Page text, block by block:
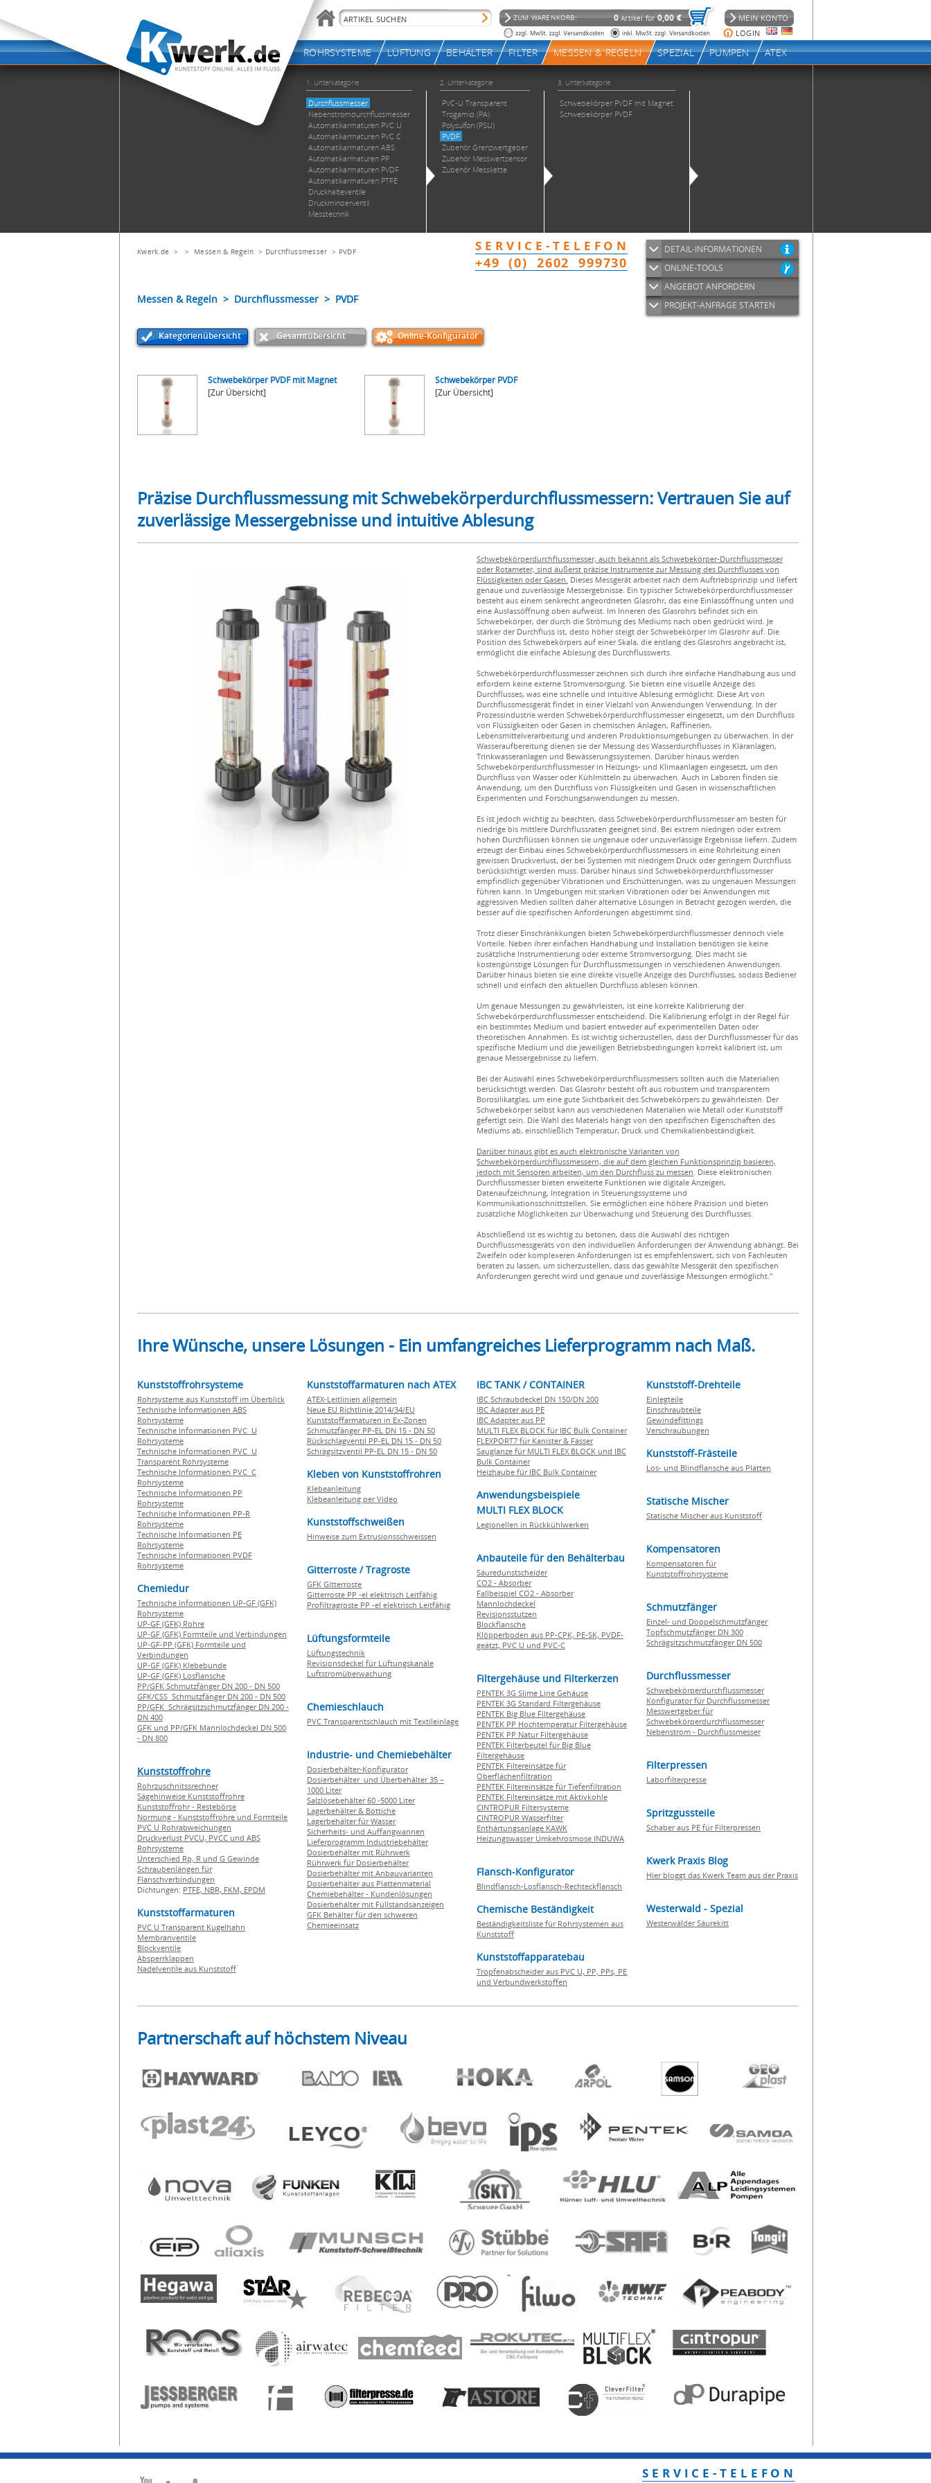
Kwerk.de > > Messen & Regeln > Durchflussmesser > PVDF
Messen & Regeln > Durchflussmesser > PVDF
Kategorienübersicht Gesamtübersicht Online-Konfigurator
Schwebekörper PVDF mit Magnet
[Zur Übersicht]
Schwebekörper PVDF
[Zur Übersicht]
Präzise Durchflussmessung mit Schwebekörperdurchflussmessern: Vertrauen Sie auf
zuverlässige Messergebnisse und intuitive Ablesung
Schwebekörperdurchflussmesser, auch bekannt als Schwebekörper-Durchflussmesser
oder Rotameter, sind äußerst präzise Instrumente zur Messung des Durchflusses von
Flüssigkeiten oder Gasen. Dieses Messgerät arbeitet nach dem Auftriebsprinzip und liefert
genaue und zuverlässige Messergebnisse. Ein typischer Schwebekörperdurchflussmesser
besteht aus einem senkrecht angeordneten Glasrohr, das eine Einlassöffnung unten und
eine Auslassöffnung oben aufweist. Im Inneren des Glasrohrs befindet sich ein
Schwebekörper, der durch die Strömung des Mediums nach oben gedrückt wird. Je
stärker der Durchfluss ist, desto höher steigt der Schwebekörper im Glasrohr auf. Die
Position des Schwebekörpers auf einer Skala, die entlang des Glasrohrs angebracht ist,
ermöglicht die einfache Ablesung des Durchflusswerts.
Schwebekörperdurchflussmesser zeichnen sich durch ihre einfache Handhabung aus und
erfordern keine externe Stromversorgung. Sie bieten eine visuelle Anzeige des
Durchflusses, was eine schnelle und intuitive Ablesung ermöglicht. Diese Art von
Durchflussmessgerät findet in einer Vielzahl von Anwendungen Verwendung. In der
Prozessindustrie werden Schwebekörperdurchflussmesser eingesetzt, um den Durchfluss
von Flüssigkeiten oder Gasen in chemischen Anlagen, Raffinerien,
Lebensmittelverarbeitung und anderen Produktionsumgebungen zu überwachen. In der
Wasseraufbereitung dienen sie der Messung des Wasserdurchflusses in Kläranlagen,
Trinkwasseranlagen und Bewässerungssystemen. Darüber hinaus werden
Schwebekörperdurchflussmesser in Heizungs- und Klimaanlagen eingesetzt, um den
Durchfluss von Wasser oder Kühlmitteln zu überwachen. Auch in Laboren finden sie
Anwendung, um den Durchfluss von Flüssigkeiten und Gasen in wissenschaftlichen
Experimenten und Forschungsanwendungen zu messen.
Es ist jedoch wichtig zu beachten, dass Schwebekörperdurchflussmesser am besten für
niedrige bis mittlere Durchflussraten geeignet sind. Bei extrem niedrigen oder extrem
hohen Durchflüssen können sie ungenaue oder unzuverlässige Ergebnisse liefern. Zudem
erzeugt der Einbau eines Schwebekörperdurchflussmessers in eine Rohrleitung einen
gewissen Druckverlust, der bei Systemen mit niedrigem Druck oder geringem Durchfluss
berücksichtigt werden muss. Darüber hinaus sind Schwebekörperdurchflussmesser
empfindlich gegenüber Vibrationen und Erschütterungen, was zu ungenauen Messungen
führen kann. In Umgebungen mit starken Vibrationen oder bei Anwendungen mit
aggressiven Medien sollten daher alternative Lösungen in Betracht gezogen werden, die
besser auf die spezifischen Anforderungen abgestimmt sind.
Trotz dieser Einschränkkungen bieten Schwebekörperdurchflussmesser dennoch viele
Vorteile. Neben ihrer einfachen Handhabung und Installation benötigen sie keine
zusätzliche Instrumentierung oder externe Stromversorgung. Dies macht sie
kostengünstige Lösungen für Durchflussmessungen in verschiedenen Anwendungen.
Darüber hinaus bieten sie eine direkte visuelle Anzeige des Durchflusses, sodass Bediener
schnell und einfach den aktuellen Durchfluss ablesen können.
Um genaue Messungen zu gewährleisten, ist eine korrekte Kalibrierung der
Schwebekörperdurchflussmesser entscheidend. Die Kalibrierung erfolgt in der Regel für
ein bestimmtes Medium und basiert entweder auf experimentellen Daten oder
theoretischen Annahmen. Es ist wichtig sicherzustellen, dass der Durchflussmesser für das
spezifische Medium und die jeweiligen Betriebsbedingungen korrekt kalibriert ist, um
genaue Messergebnisse zu liefern.
Bei der Auswahl eines Schwebekörperdurchflussmessers sollten auch die Materialien
berücksichtigt werden. Das Glasrohr besteht oft aus robustem und transparentem
Borosilikatglas, um eine gute Sichtbarkeit des Schwebekörpers zu gewährleisten. Der
Schwebekörper selbst kann aus verschiedenen Materialien wie Metall oder Kunststoff
gefertigt sein. Die Wahl des Materials hängt von den spezifischen Eigenschaften des
Mediums ab, einschließlich Temperatur, Druck und Chemikalienbeständigkeit.
Darüber hinaus gibt es auch elektronische Varianten von
Schwebekörperdurchflussmessern, die auf dem gleichen Funktionsprinzip basieren,
jedoch mit Sensoren arbeiten, um den Durchfluss zu messen. Diese elektronischen
Durchflussmesser bieten erweiterte Funktionen wie digitale Anzeigen,
Datenaufzeichnung, Integration in Steuerungssysteme und
Kommunikationsschnittstellen. Sie ermöglichen eine höhere Präzision und bieten
zusätzliche Möglichkeiten zur Überwachung und Steuerung des Durchflusses.
Abschließend ist es wichtig zu betonen, dass die Auswahl des richtigen
Durchflussmessgeräts von den individuellen Anforderungen der Anwendung abhängt. Bei
Zweifeln oder komplexeren Anforderungen ist es empfehlenswert, sich von Fachleuten
beraten zu lassen, um sicherzustellen, dass das gewählte Messgerät den spezifischen
Anforderungen gerecht wird und genaue und zuverlässige Messungen ermöglicht."
Ihre Wünsche, unsere Lösungen - Ein umfangreiches Lieferprogramm nach Maß.
Kunststoffrohrsysteme
Rohrsysteme aus Kunststoff im Überblick
Technische Informationen ABS
Rohrsysteme
Technische Informationen PVC U
Rohrsysteme
Technische Informationen PVC U
Transparent Rohrsysteme
Technische Informationen PVC C
Rohrsysteme
Technische Informationen PP
Rohrsysteme
Technische Informationen PP-R
Rohrsysteme
Technische Informationen PE
Rohrsysteme
Technische Informationen PVDF
Rohrsysteme
Chemiedur
Technische Informationen UP-GF (GFK)
Rohrsysteme
UP-GF (GFK) Rohre
UP-GF (GFK) Formteile und Verbindungen
UP-GF-PP (GFK) Formteile und
Verbindungen
UP-GF (GFK) Klebebunde
UP-GF (GFK) Losflansche
PP/GFK Schmutzfänger DN 200 - DN 500
GFK/CSS Schmutzfänger DN 200 - DN 500
PP/GFK Schrägsitzschmutzfänger DN 200 -
DN 400
GFK und PP/GFK Mannlochdeckel DN 500
- DN 800
Kunststoffrohre
Rohrzuschnitssrechner
Sägehinweise Kunststoffrohre
Kunststoffrohr - Restebörse
Normung - Kunststoffrohre und Formteile
PVC U Rohrabweichungen
Druckverlust PVCU, PVCC und ABS
Rohrsysteme
Unterschied Rp, R und G Gewinde
Schraubenlängen für
Flanschverbindungen
Dichtungen: PTFE, NBR, FKM, EPDM
Kunststoffarmaturen
PVC U Transparent Kugelhahn
Membranventile
Blockventile
Absperrklappen
Nadelventile aus Kunststoff
Kunststoffarmaturen nach ATEX
ATEX-Leitlinien allgemein
Neue EU Richtlinie 2014/34/EU
Kunststoffarmaturen in Ex-Zonen
Schmutzfänger PP-EL DN 15 - DN 50
Rückschlagventil PP-EL DN 15 - DN 50
Schrägsitzventil PP-EL DN 15 - DN 50
Kleben von Kunststoffrohren
Klebeanleitung
Klebeanleitung per Video
Kunststoffschweißen
Hinweise zum Extrusionsschweissen
Gitterroste / Tragroste
GFK Gitterroste
Gitterroste PP -el elektrisch Leitfähig
Profiltragroste PP -el elektrisch Leitfähig
Lüftungsformteile
Lüftungstechnik
Revisionsdeckel für Lüftungskanäle
Luftstromüberwachung
Chemieschlauch
PVC Transparentschlauch mit Textileinlage
Industrie- und Chemiebehälter
Dosierbehälter-Konfigurator
Dosierbehälter und Überbehälter 35 –
1000 Liter
Salzlösebehälter 60 -5000 Liter
Lagerbehälter & Bottiche
Lagerbehälter für Wasser
Sicherheits- und Auffangwannen
Lieferprogramm Industriebehälter
Dosierbehälter mit Rührwerk
Rührwerk für Dosierbehälter
Dosierbehälter mit Anbauvarianten
Dosierbehälter aus Plattenmaterial
Chemiebehälter - Kundenlösungen
Dosierbehälter mit Füllstandsanzeigen
GFK Behälter für den schweren
Chemieeinsatz
IBC TANK / CONTAINER
IBC Schraubdeckel DN 150/DN 200
IBC Adapter aus PE
IBC Adapter aus PP
MULTI FLEX BLOCK für IBC Bulk Container
FLEXPORT7 für Kanister & Fässer
Sauglanze für MULTI FLEX BLOCK und IBC
Bulk Container
Heizhaube für IBC Bulk Container
Anwendungsbeispiele
MULTI FLEX BLOCK
Legionellen in Rückkühlwerken
Anbauteile für den Behälterbau
Säuredunstscheider
CO2 - Absorber
Fallbeispiel CO2 - Absorber
Mannlochdeckel
Revisionsstutzen
Blockflansche
Klöpperboden aus PP-CPK, PE-SK, PVDF-
geätzt, PVC U und PVC-C
Filtergehäuse und Filterkerzen
PENTEK 3G Slime Line Gehäuse
PENTEK 3G Standard Filtergehäuse
PENTEK Big Blue Filtergehäuse
PENTEK PP Hochtemperatur Filtergehäuse
PENTEK PP Natur Filtergehäuse
PENTEK Filterbeutel für Big Blue
Filtergehäuse
PENTEK Filtereinsätze für
Oberflächenfiltration
PENTEK Filtereinsätze für Tiefenfiltration
PENTEK Filtereinsätze mit Aktivkohle
CINTROPUR Filtersysteme
CINTROPUR Wasserfilter
Enthärtungsanlage KAWK
Heizungswasser Umkehrosmose INDUWA
Flansch-Konfigurator
Blindflansch-Losflansch-Rechteckflansch
Chemische Beständigkeit
Beständigkeitsliste für Rohrsystemen aus
Kunststoff
Kunststoffapparatebau
Tropfenabscheider aus PVC U, PP, PPs, PE
und Verbundwerkstoffen
Kunststoff-Drehteile
Einlegteile
Einschraubteile
Gewindefittings
Verschraubungen
Kunststoff-Frästeile
Los- und Blindflansche aus Platten
Statische Mischer
Statische Mischer aus Kunststoff
Kompensatoren
Kompensatoren für
Kunststoffrohrsysteme
Schmutzfänger
Einzel- und Doppelschmutzfänger
Topfschmutzfänger DN 300
Schrägsitzschmutzfänger DN 500
Durchflussmesser
Schwebekörperdurchflussmesser
Konfigurator für Durchflussmesser
Messwertgeber für
Schwebekörperdurchflussmesser
Nebenstrom - Durchflussmesser
Filterpressen
Laborfilterpresse
Spritzgussteile
Schaber aus PE für Filterpressen
Kwerk Praxis Blog
Hier bloggt das Kwerk Team aus der Praxis
Westerwald - Spezial
Westerwälder Säurekitt
Partnerschaft auf höchstem Niveau
DETAIL-INFORMATIONEN
ONLINE-TOOLS
ANGEBOT ANFORDERN
PROJEKT-ANFRAGE STARTEN